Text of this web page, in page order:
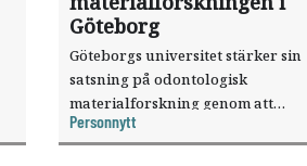
Göteborg
Göteborgs universitet stärker sin
satsning på odontologisk
materialforskning genom att
knyta forskaren Pekka Vallittu till
verksamheten som gästprofessor.
Personnytt